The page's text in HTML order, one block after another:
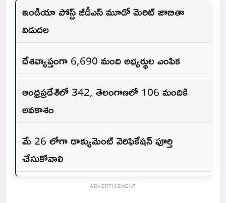
ఇండియా పోస్ట్ జీడీఎస్ మూడో మెరిట్ జాబితా
విడుదల
దేశవ్యాప్తంగా 6,690 మంది అభ్యర్థుల ఎంపిక
ఆంధ్రప్రదేశ్‌లో 342, తెలంగాణలో 106 మందికి
అవకాశం
మే 26 లోగా డాక్యుమెంట్ వెరిఫికేషన్ పూర్తి
చేసుకోవాలి
ADVERTISEMENT